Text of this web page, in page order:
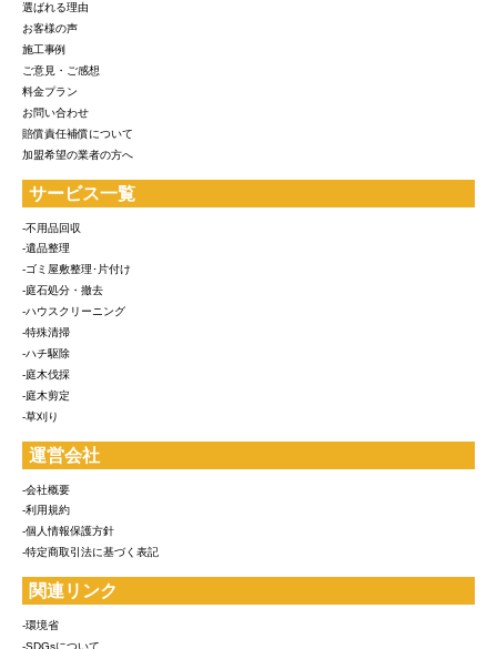
選ばれる理由
お客様の声
施工事例
ご意見・ご感想
料金プラン
お問い合わせ
賠償責任補償について
加盟希望の業者の方へ
サービス一覧
-不用品回収
-遺品整理
-ゴミ屋敷整理･片付け
-庭石処分・撤去
-ハウスクリーニング
-特殊清掃
-ハチ駆除
-庭木伐採
-庭木剪定
-草刈り
運営会社
-会社概要
-利用規約
-個人情報保護方針
-特定商取引法に基づく表記
関連リンク
-環境省
-SDGsについて